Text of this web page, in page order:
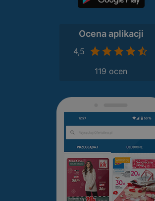
Ocena aplikacji
4,5
119 ocen